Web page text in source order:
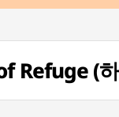
Refuge (